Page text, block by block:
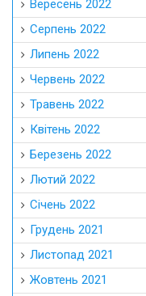
Вересень 2022
Серпень 2022
Липень 2022
Червень 2022
Травень 2022
Квітень 2022
Березень 2022
Лютий 2022
Січень 2022
Грудень 2021
Листопад 2021
Жовтень 2021